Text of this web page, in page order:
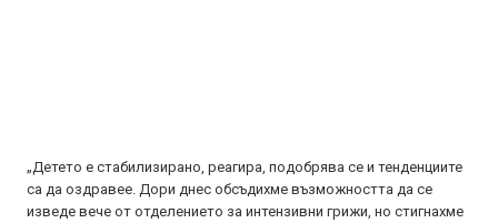
„Детето е стабилизирано, реагира, подобрява се и тенденциите
са да оздравее. Дори днес обсъдихме възможността да се
изведе вече от отделението за интензивни грижи, но стигнахме